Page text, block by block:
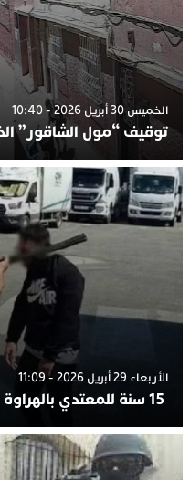
الخميس 30 أبريل 2026 - 10:40
توقيف “مول الشاقور”
الأربعاء 29 أبريل 2026 - 11:09